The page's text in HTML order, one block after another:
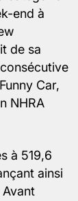
end à
de sa
Car,
NHRA
à 519,6
ainsi